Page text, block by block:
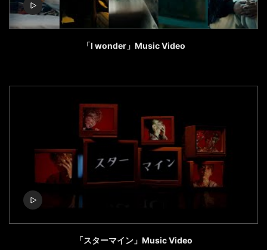
「I wonder」Music Video
「スターマイン」Music Video